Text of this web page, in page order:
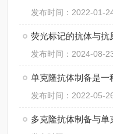
发布时间：2022-01-
荧光标记的抗体与
发布时间：2024-08-
单克隆抗体制备是一
发布时间：2022-05-
多克隆抗体制备与